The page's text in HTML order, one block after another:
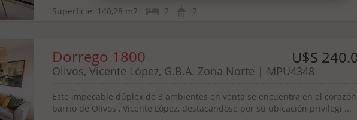
Superficie: 140,28 m2 2 2
Dorrego 1800 U$S
Olivos, Vicente López, G.B.A. Zona Norte | MPU4348
Este impecable dúplex de 3 ambientes en venta se encuentra en el
barrio de Olivos , Vicente López, destacándose por su ubicación privilegi ...